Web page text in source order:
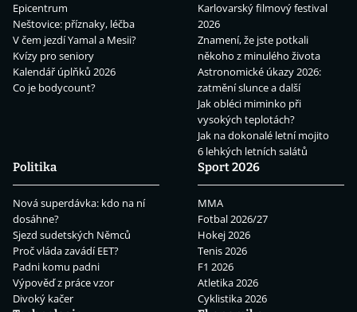
Epicentrum
Neštovice: příznaky, léčba
V čem jezdí Yamal a Mesii?
Kvízy pro seniory
Kalendář úplňků 2026
Co je bodycount?
Karlovarský filmový festival
2026
Znamení, že jste potkali
někoho z minulého života
Astronomické úkazy 2026:
zatmění slunce a další
Jak obléci miminko při
vysokých teplotách?
Jak na dokonalé letní mojito
6 lehkých letních salátů
Politika
Nová superdávka: kdo na ní
dosáhne?
Sjezd sudetských Němců
Proč vláda zavádí EET?
Padni komu padni
Výpověď z práce vzor
Divoký kačer
Sport 2026
MMA
Fotbal 2026/27
Hokej 2026
Tenis 2026
F1 2026
Atletika 2026
Cyklistika 2026